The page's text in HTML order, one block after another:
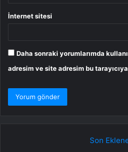
İnternet sitesi
Daha sonraki yorumlarımda
adresim ve site adresim bu
Son